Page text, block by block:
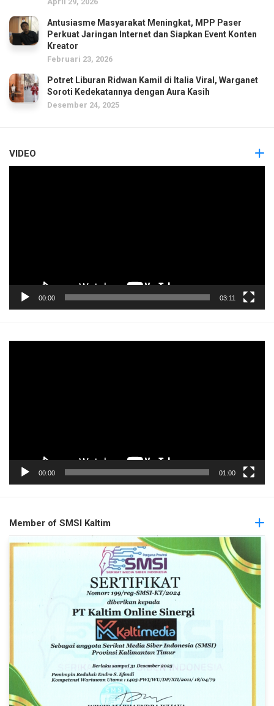
Antusiasme Masyarakat Meningkat, MPP Paser
Perkuat Jaringan Internet dan Siapkan Event Konten
Kreator
Februari 23, 2026
Potret Liburan Ridwan Kamil di Italia Viral, Warganet
Soroti Kedekatannya dengan Aura Kasih
Desember 24, 2025
VIDEO
00:00 03:11
00:00 01:00
Member of SMSI Kaltim